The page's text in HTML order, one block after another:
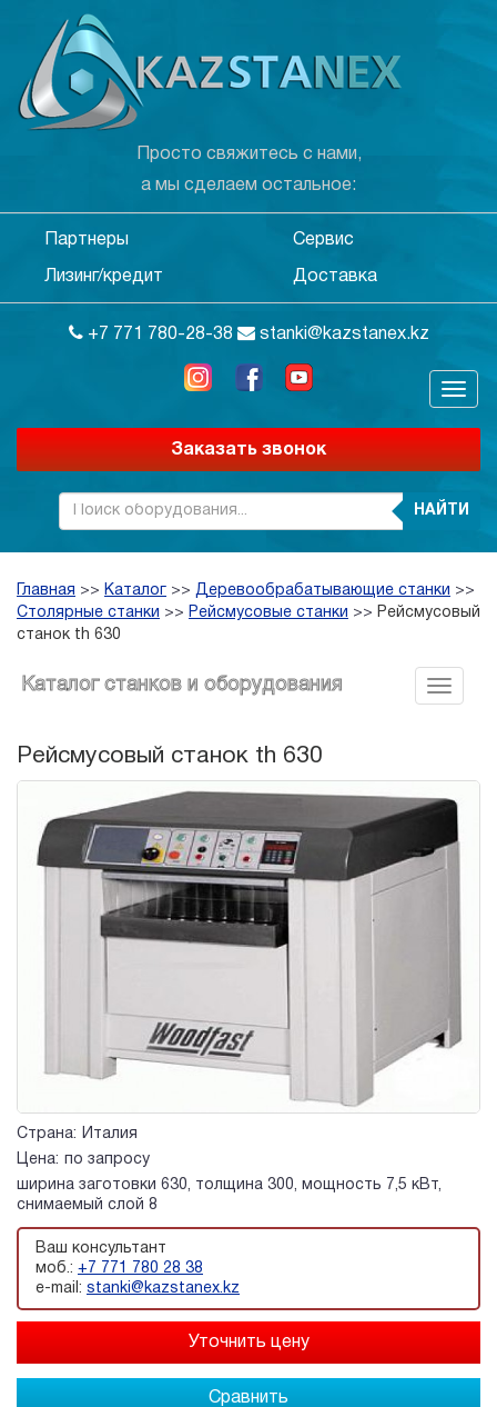
Просто свяжитесь с нами,
а мы сделаем остальное:
Партнеры Сервис
Лизинг/кредит Доставка
+7 771 780-28-38 stanki@kazstanex.kz
Заказать звонок
НАЙТИ
Главная >> Каталог >> Деревообрабатывающие станки >>
Столярные станки >> Рейсмусовые станки >> Рейсмусовый
станок th 630
Каталог станков и оборудования
Рейсмусовый станок th 630
Страна:
Италия
Цена:
по запросу
ширина заготовки 630, толщина 300, мощность 7,5 кВт,
снимаемый слой 8
Ваш консультант
моб.: +7 771 780 28 38
e-mail: stanki@kazstanex.kz
Сравнить